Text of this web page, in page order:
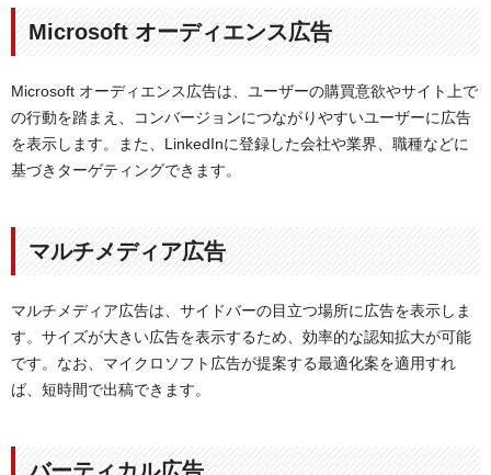
Microsoft オーディエンス広告
Microsoft オーディエンス広告は、ユーザーの購買意欲やサイト上で
の行動を踏まえ、コンバージョンにつながりやすいユーザーに広告
を表示します。また、LinkedInに登録した会社や業界、職種などに
基づきターゲティングできます。
マルチメディア広告
マルチメディア広告は、サイドバーの目立つ場所に広告を表示しま
す。サイズが大きい広告を表示するため、効率的な認知拡大が可能
です。なお、マイクロソフト広告が提案する最適化案を適用すれ
ば、短時間で出稿できます。